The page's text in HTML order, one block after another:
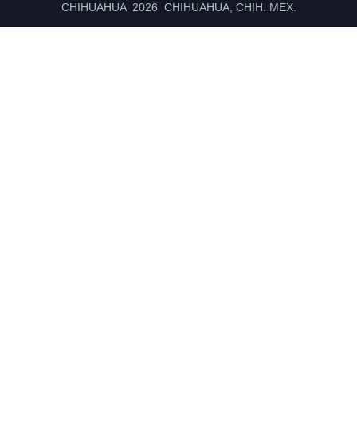
CHIHUAHUA 2026 CHIHUAHUA, CHIH. MEX.